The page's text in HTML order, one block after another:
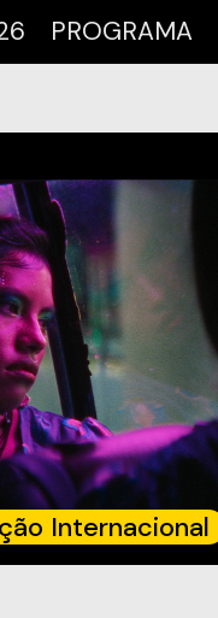
PROGRAMA
Internacional